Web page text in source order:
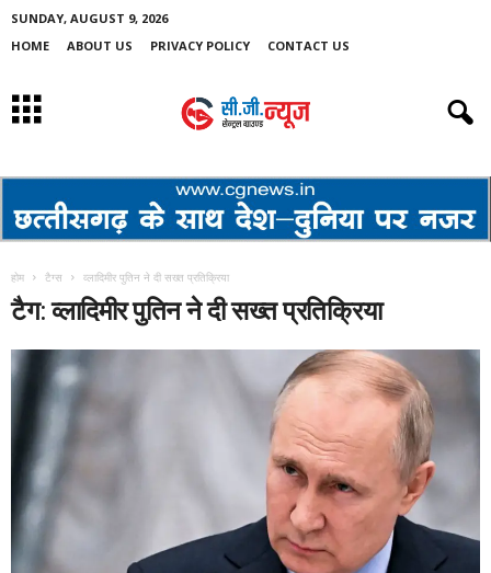
SUNDAY, AUGUST 9, 2026
HOME
ABOUT US PRIVACY POLICY CONTACT US
होम टैग्स व्लादिमीर पुतिन ने दी सख्त प्रतिक्रिया
टैग: व्लादिमीर पुतिन ने दी सख्त प्रतिक्रिया